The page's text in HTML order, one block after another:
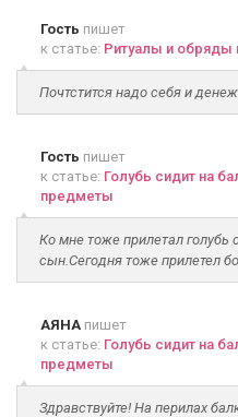
Гость пишет
к статье: Ритуалы и обряды
Почтстится надо себя и
Гость пишет
к статье: Голубь сидит на
предметы
Ко мне тоже прилетал голубь
сын.Сегодня тоже прилетел
АЯНА пишет
к статье: Голубь сидит на
предметы
Здравствуйте! На перилах